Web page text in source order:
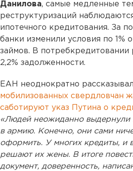
Данилова, самые медленные
реструктуризаций
ипотечного кредитования. За
банки изменили условия по 1%
займов. В потребкредитовании
2,2% задолженности.
ЕАН неоднократно
мобилизованных свердловчан
саботируют указ Путина о
«Людей неожиданно выдернули
в армию. Конечно, они сами
оформить. У многих кредиты, и
решают их жены. В итоге
документ, доверенность,